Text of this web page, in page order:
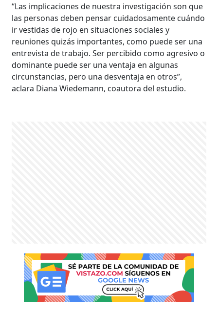
“Las implicaciones de nuestra investigación son que
las personas deben pensar cuidadosamente cuándo
ir vestidas de rojo en situaciones sociales y
reuniones quizás importantes, como puede ser una
entrevista de trabajo. Ser percibido como agresivo o
dominante puede ser una ventaja en algunas
circunstancias, pero una desventaja en otros”,
aclara Diana Wiedemann, coautora del estudio.